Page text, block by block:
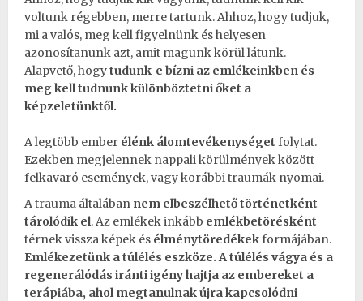
voltunk régebben, merre tartunk. Ahhoz, hogy tudjuk,
mi a valós, meg kell figyelnünk és helyesen
azonosítanunk azt, amit magunk körül látunk.
Alapvető, hogytudunk-e bízni az emlékeinkben és
meg kell tudnunk különböztetni őket a
képzeletünktől.
A legtöbb ember élénk álomtevékenységet folytat.
Ezekben megjelennek nappali körülmények között
felkavaró események, vagy korábbitraumák nyomai.
Atrauma általában nem elbeszélhető történetként
tárolódik el. Az emlékek inkább emlékbetörésként
térnek vissza képek és élménytöredékekformájában.
Emlékezetünk atúlélés eszköze. A túlélés vágya és a
regenerálódás iránti igény hajtja az embereket a
terápiába, ahol megtanulnak újra kapcsolódni